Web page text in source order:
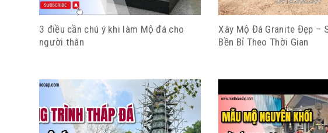
3 điều cần chú ý khi làm Mộ đá cho
người thân
Xây Mộ Đá Granite Đẹp –
Bền Bỉ Theo Thời Gian